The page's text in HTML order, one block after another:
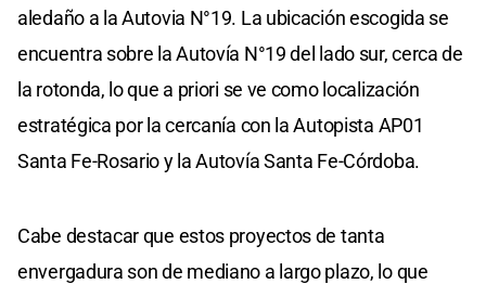
aledaño a la Autovia N°19. La ubicación escogida se
encuentra sobre la Autovía N°19 del lado sur, cerca de
la rotonda, lo que a priori se ve como localización
estratégica por la cercanía con la Autopista AP01
Santa Fe-Rosario y la Autovía Santa Fe-Córdoba.
Cabe destacar que estos proyectos de tanta
envergadura son de mediano a largo plazo, lo que